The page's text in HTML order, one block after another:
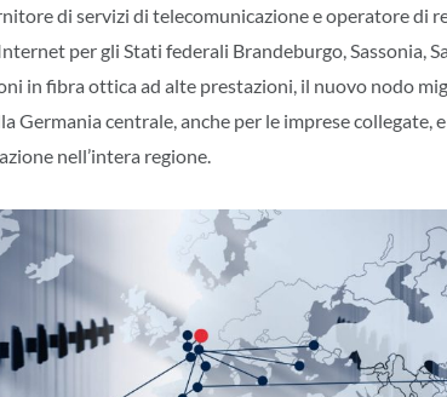
di servizi di telecomunicazione e operatore di
per gli Stati federali Brandeburgo, Sassonia,
in fibra ottica ad alte prestazioni, il nuovo nodo
centrale, anche per le imprese collegate,
nell’intera regione.